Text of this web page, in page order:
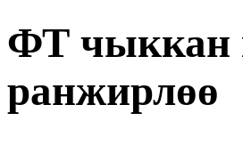
ФТ чыккан
ранжирлөө